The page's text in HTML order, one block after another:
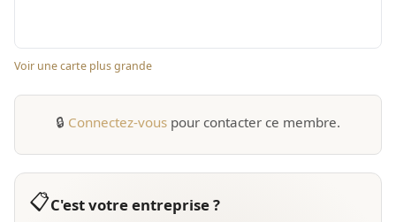
Voir une carte plus grande
🔒 Connectez-vous pour contacter ce membre.
📋C'est votre entreprise ?